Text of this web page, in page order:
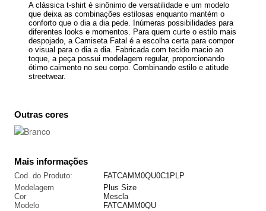
A clássica t-shirt é sinônimo de versatilidade e um modelo
que deixa as combinações estilosas enquanto mantém o
conforto que o dia a dia pede. Inúmeras possibilidades para
diferentes looks e momentos. Para quem curte o estilo mais
despojado, a Camiseta Fatal é a escolha certa para compor
o visual para o dia a dia. Fabricada com tecido macio ao
toque, a peça possui modelagem regular, proporcionando
ótimo caimento no seu corpo. Combinando estilo e atitude
streetwear.
Outras cores
Mais informações
Cod. do Produto:
FATCAMM0QU0C1PLP
Modelagem
Plus Size
Cor
Mescla
Modelo
FATCAMM0QU